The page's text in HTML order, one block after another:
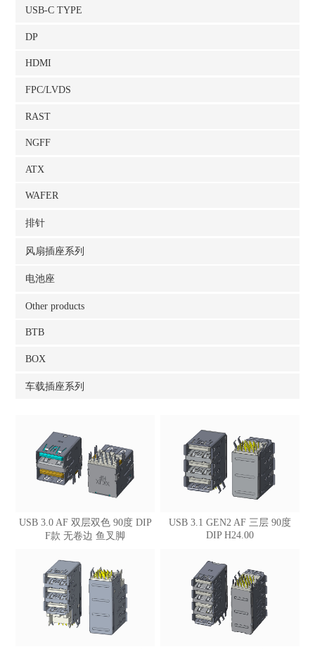
USB-C TYPE
DP
HDMI
FPC/LVDS
RAST
NGFF
ATX
WAFER
排针
风扇插座系列
电池座
Other products
BTB
BOX
车载插座系列
USB 3.0 AF 双层双色 90度 DIP
F款 无卷边 鱼叉脚
USB 3.1 GEN2 AF 三层 90度
DIP H24.00